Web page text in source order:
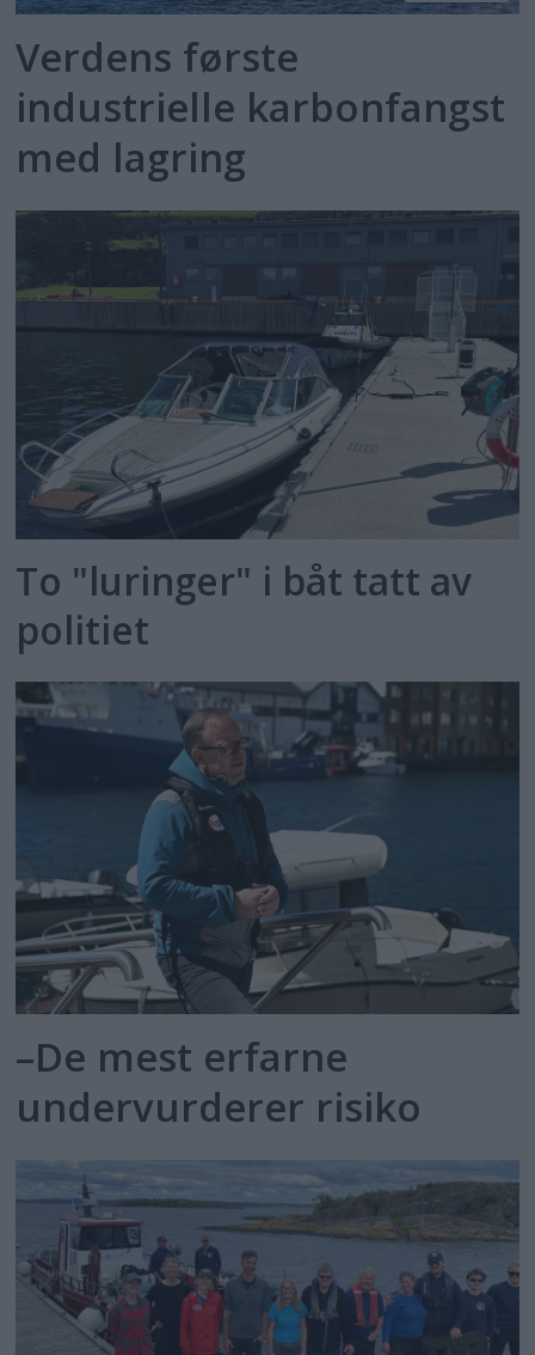
Verdens første
industrielle karbonfangst
med lagring
To "luringer" i båt tatt av
politiet
–De mest erfarne
undervurderer risiko